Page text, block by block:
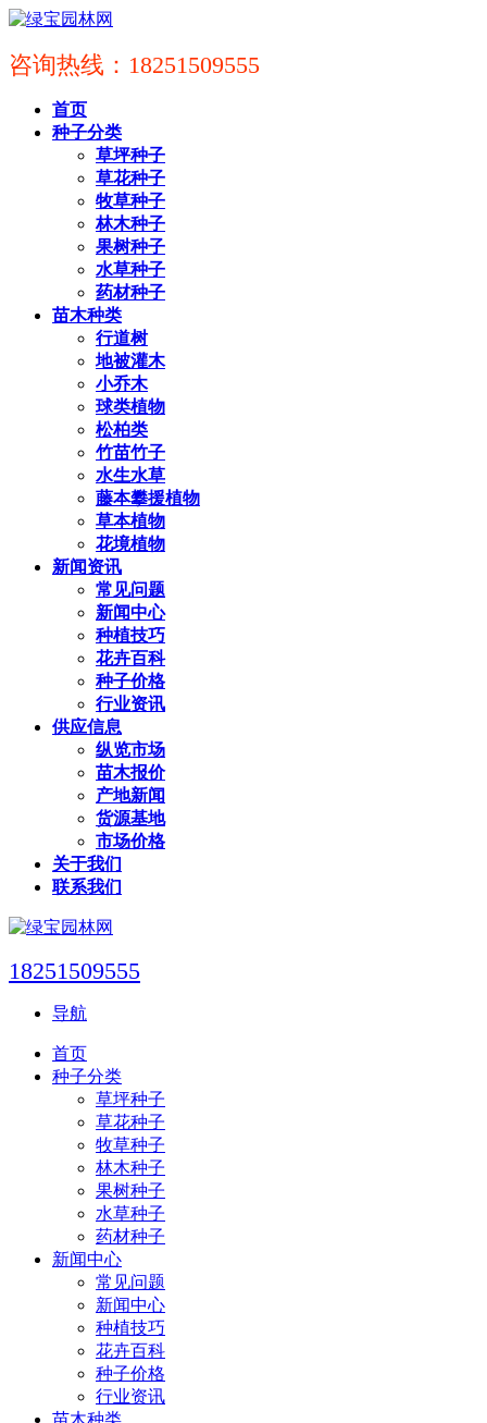
咨询热线：18251509555
首页
种子分类
草坪种子
草花种子
牧草种子
林木种子
果树种子
水草种子
药材种子
苗木种类
行道树
地被灌木
小乔木
球类植物
松柏类
竹苗竹子
水生水草
藤本攀援植物
草本植物
花境植物
新闻资讯
常见问题
新闻中心
种植技巧
花卉百科
种子价格
行业资讯
供应信息
纵览市场
苗木报价
产地新闻
货源基地
市场价格
关于我们
联系我们
18251509555
导航
首页
种子分类
草坪种子
草花种子
牧草种子
林木种子
果树种子
水草种子
药材种子
新闻中心
常见问题
新闻中心
种植技巧
花卉百科
种子价格
行业资讯
苗木种类